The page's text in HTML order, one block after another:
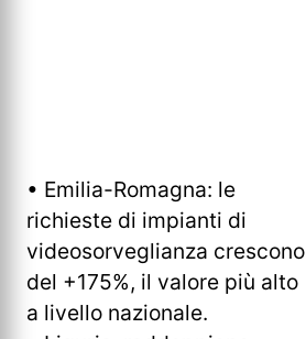
• Emilia-Romagna: le
richieste di impianti di
videosorveglianza crescono
del +175%, il valore più alto
a livello nazionale.